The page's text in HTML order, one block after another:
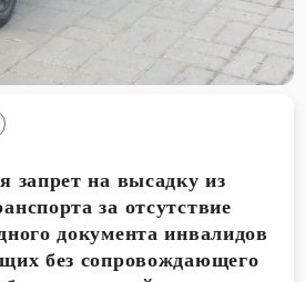
запрет на высадку из
за отсутствие
документа инвалидов
без сопровождающего